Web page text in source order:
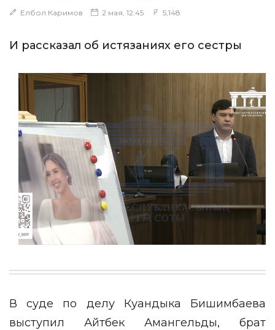
Елбол Каримов 2 мая, 12:45 5,148
И рассказал об истязаниях его сестры
В суде по делу Куандыка Бишимбаева
выступил Айтбек Амангельды, брат